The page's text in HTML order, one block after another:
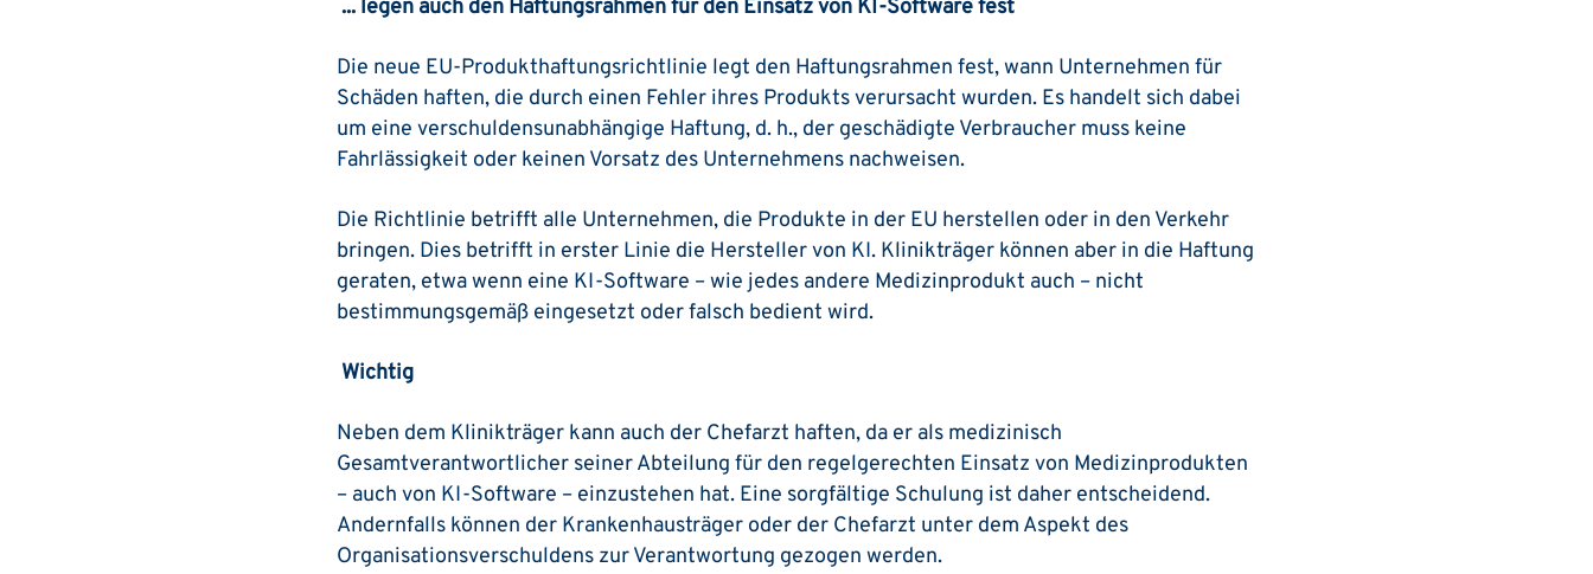
... legen auch den Haftungsrahmen für den Einsatz von KI-Software fest
Die neue EU-Produkthaftungsrichtlinie legt den Haftungsrahmen fest, wann Unternehmen für
Schäden haften, die durch einen Fehler ihres Produkts verursacht wurden. Es handelt sich dabei
um eine verschuldensunabhängige Haftung, d. h., der geschädigte Verbraucher muss keine
Fahrlässigkeit oder keinen Vorsatz des Unternehmens nachweisen.
Die Richtlinie betrifft alle Unternehmen, die Produkte in der EU herstellen oder in den Verkehr
bringen. Dies betrifft in erster Linie die Hersteller von KI. Klinikträger können aber in die Haftung
geraten, etwa wenn eine KI-Software – wie jedes andere Medizin­produkt auch – nicht
bestimmungsgemäß eingesetzt oder falsch bedient wird.
Wichtig
Neben dem Klinikträger kann auch der Chefarzt haften, da er als medizinisch
Gesamtverantwortlicher seiner ­Abteilung für den regelgerechten Einsatz von Medizinprodukten
– auch von KI-Software – einzustehen hat. Eine sorgfältige Schulung ist daher entscheidend.
Andernfalls können der ­Krankenhausträger oder der Chefarzt unter dem Aspekt des
Organisations­verschuldens zur Verantwortung gezogen werden.